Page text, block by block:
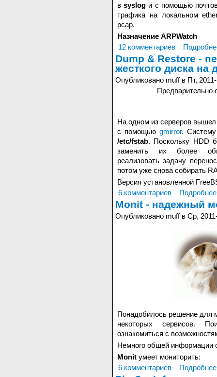
вsyslog и с помощью
трафика на локальном
pcap.
Назначение ARPWatch
12 комментариев
Dump & Restore -
жесткого диска на
Опубликовано muff в Пт,
Предварительно
На одном из серверов
с помощью gmirror. Систему
/etc/fstab. Поскольку HDD
заменить их более
реализовать задачу
потом уже снова собирать
Версия установленной
6 комментариев
Подробнее
Monit - надежный
Опубликовано muff в Ср,
Понадобилось решение для
некоторых сервисов.
ознакомиться с
Немного общей информации
Monit умеет мониторить:
6 комментариев
Подробнее